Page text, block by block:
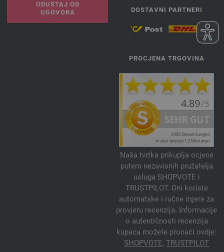
ODUSTAJ OD
UGOVORA
DOSTAVNI PARTNERI
PROCJENA TRGOVINA
Naša tvrtka prikuplja ocjene
putem nezavisnih pružatelja
usluga SHOPVOTE i
TRUSTPILOT. Oni koriste
automatske i ručne mjere za
provjeru recenzija. Informacije
o autentičnosti recenzija
kupaca možete pronaći ovdje:
SHOPVOTE, TRUSTPILOT